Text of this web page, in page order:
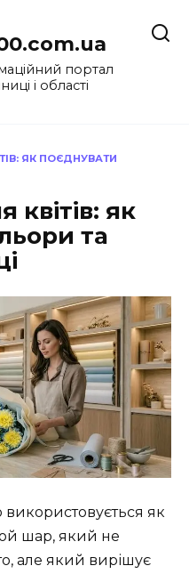
портал
і області
ЯК ПОЄДНУВАТИ
квітів: як
та
як
шар, який не
але який вирішує